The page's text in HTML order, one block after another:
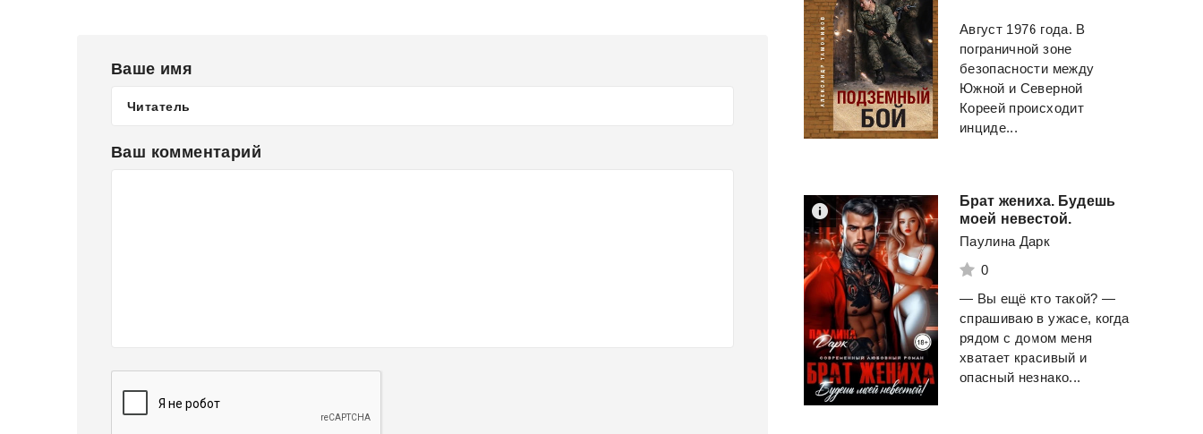
Ваше имя
Ваш комментарий
Август 1976 года. В
пограничной зоне
безопасности между
Южной и Северной
Кореей происходит
инциде...
Брат жениха. Будешь
моей невестой.
Паулина Дарк
0
— Вы ещё кто такой? —
спрашиваю в ужасе, когда
рядом с домом меня
хватает красивый и
опасный незнако...